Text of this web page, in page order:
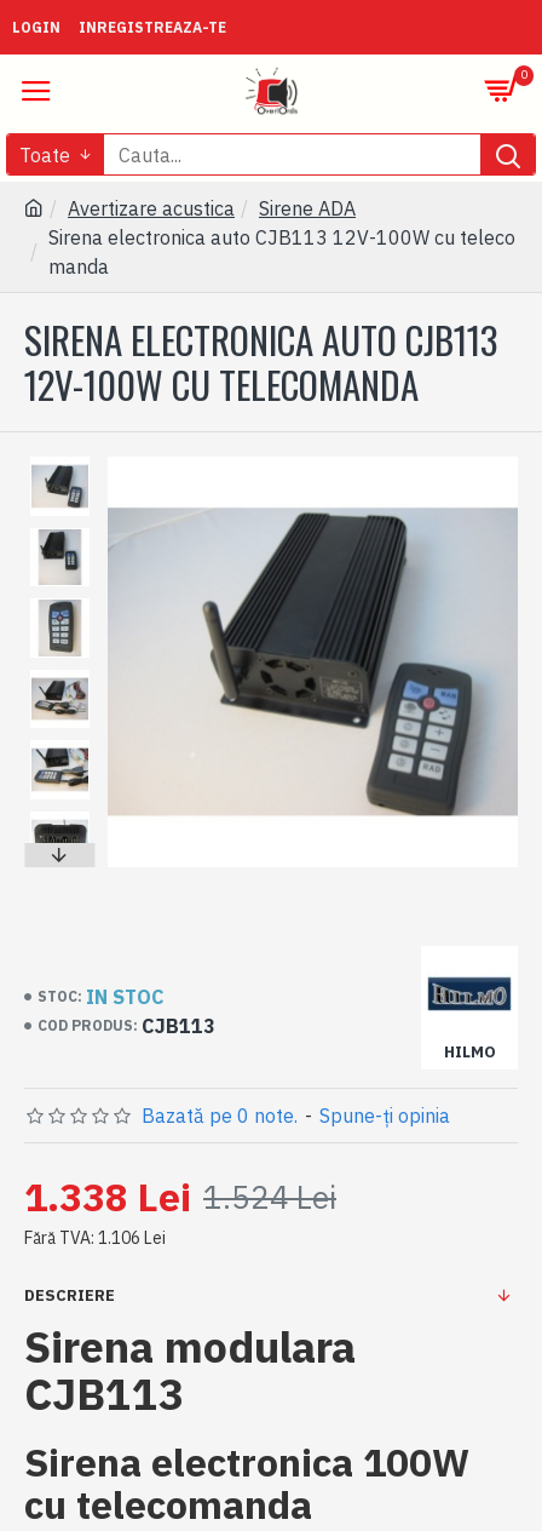
LOGIN INREGISTREAZA-TE
0
Toate
Avertizare acustica
Sirene ADA
Sirena electronica auto CJB113 12V-100W cu teleco
manda
SIRENA ELECTRONICA AUTO CJB113
12V-100W CU TELECOMANDA
STOC: IN STOC
COD PRODUS: CJB113
HILMO
Bazată pe 0 note. - Spune-ţi opinia
1.338 Lei 1.524 Lei
Fără TVA: 1.106 Lei
DESCRIERE
Sirena modulara
CJB113
Sirena electronica 100W
cu telecomanda